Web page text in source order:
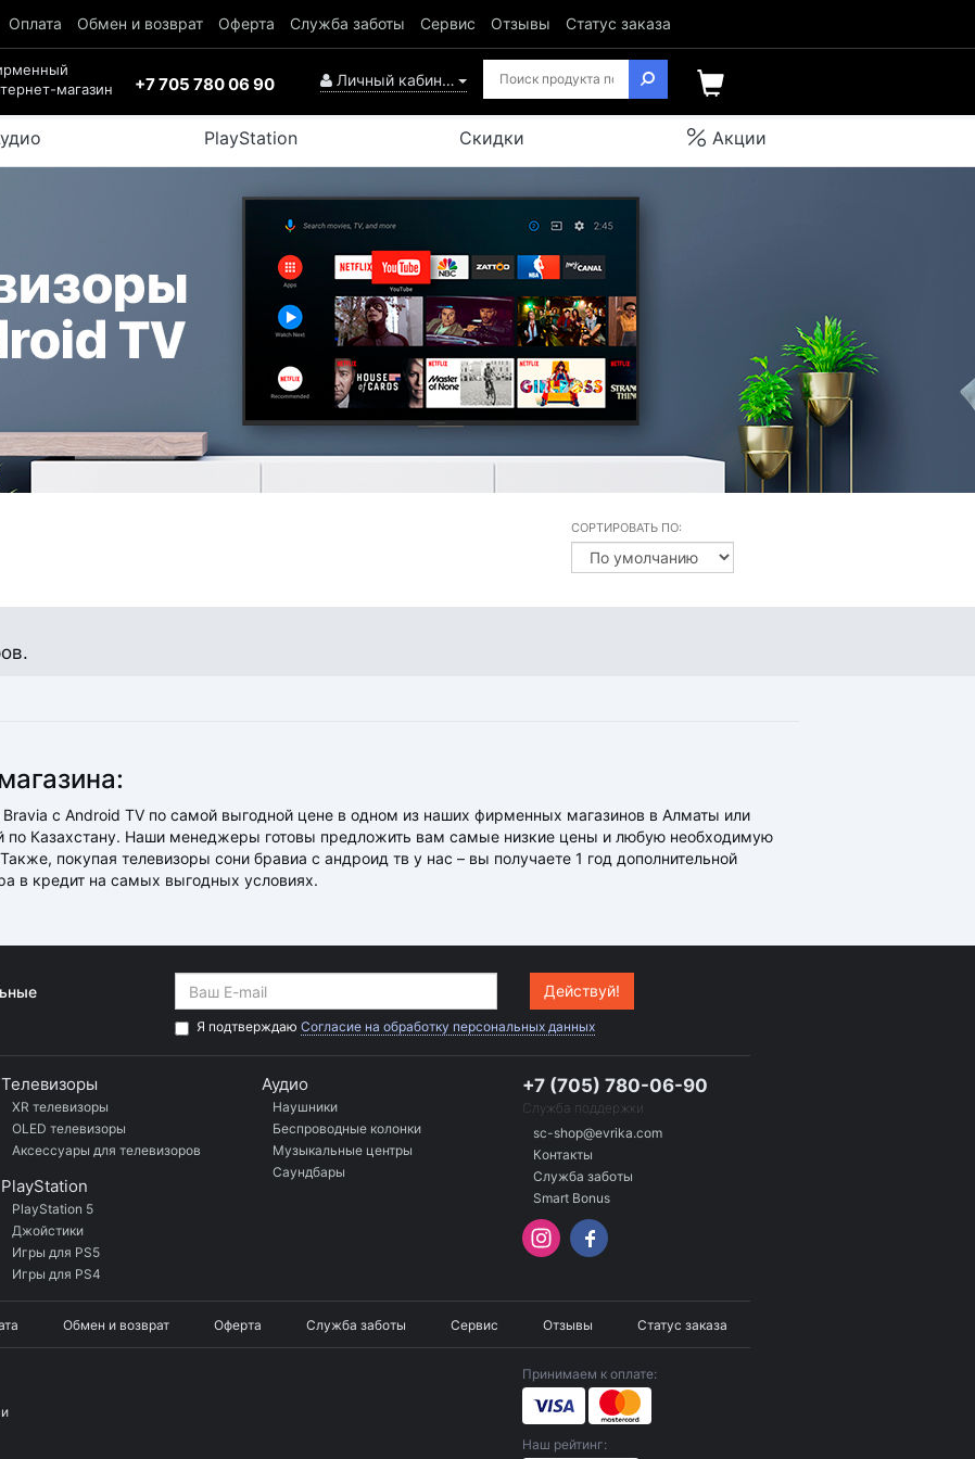
Оплата Обмен и возврат Оферта Служба заботы Сервис Отзывы Статус заказа
магазин
+7 705 780 06 90 Личный кабинет
PlayStation Скидки Акции
СОРТИРОВАТЬ ПО:
с Android TV по самой выгодной цене в одном из наших фирменных магазинов в Алматы или
по Казахстану. Наши менеджеры готовы предложить вам самые низкие цены и любую необходимую
покупая телевизоры сони бравиа с андроид тв у нас – вы получаете 1 год дополнительной
в кредит на самых выгодных условиях.
Действуй!
Я подтверждаю Согласие на обработку персональных данных
Телевизоры
XR телевизоры
OLED телевизоры
Аксессуары для телевизоров
PlayStation
PlayStation 5
Джойстики
Игры для PS5
Игры для PS4
Аудио
Наушники
Беспроводные колонки
Музыкальные центры
Саундбары
+7 (705) 780-06-90
Служба поддержки
sc-shop@evrika.com
Контакты
Служба заботы
Smart Bonus
Обмен и возврат Оферта Служба заботы Сервис Отзывы Статус заказа
Принимаем к оплате:
Наш рейтинг: